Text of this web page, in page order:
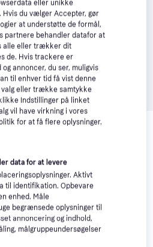
der matcher dine
Gardena Hjulbørster til
eller unikke
du vælger Accepter, gør
at understøtte de formål,
partnere behandler datafor at
alle eller trækker dit
de. Hvis trackere er
annoncer, du ser, muligvis
til enhver tid få vist denne
eller trække samtykke
Indstillinger på linket
vil have virkning i vores
for at få flere oplysninger.
data for at levere
Aktivt
til identifikation. Opbevare
enhed. Måle
begrænsede oplysninger til
annoncering og indhold,
målgruppeundersøgelser